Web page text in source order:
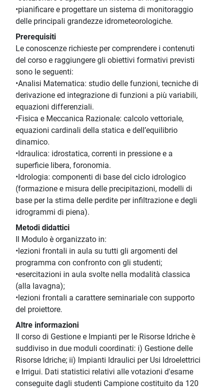
•pianificare e progettare un sistema di monitoraggio
delle principali grandezze idrometeorologiche.
Prerequisiti
Le conoscenze richieste per comprendere i contenuti
del corso e raggiungere gli obiettivi formativi previsti
sono le seguenti:
•Analisi Matematica: studio delle funzioni, tecniche di
derivazione ed integrazione di funzioni a più variabili,
equazioni differenziali.
•Fisica e Meccanica Razionale: calcolo vettoriale,
equazioni cardinali della statica e dell’equilibrio
dinamico.
•Idraulica: idrostatica, correnti in pressione e a
superficie libera, foronomia.
•Idrologia: componenti di base del ciclo idrologico
(formazione e misura delle precipitazioni, modelli di
base per la stima delle perdite per infiltrazione e degli
idrogrammi di piena).
Metodi didattici
Il Modulo è organizzato in:
•lezioni frontali in aula su tutti gli argomenti del
programma con confronto con gli studenti;
•esercitazioni in aula svolte nella modalità classica
(alla lavagna);
•lezioni frontali a carattere seminariale con supporto
del proiettore.
Altre informazioni
Il corso di Gestione e Impianti per le Risorse Idriche è
suddiviso in due moduli coordinati: i) Gestione delle
Risorse Idriche; ii) Impianti Idraulici per Usi Idroelettrici
e Irrigui. Dati statistici relativi alle votazioni d'esame
conseguite dagli studenti Campione costituito da 120